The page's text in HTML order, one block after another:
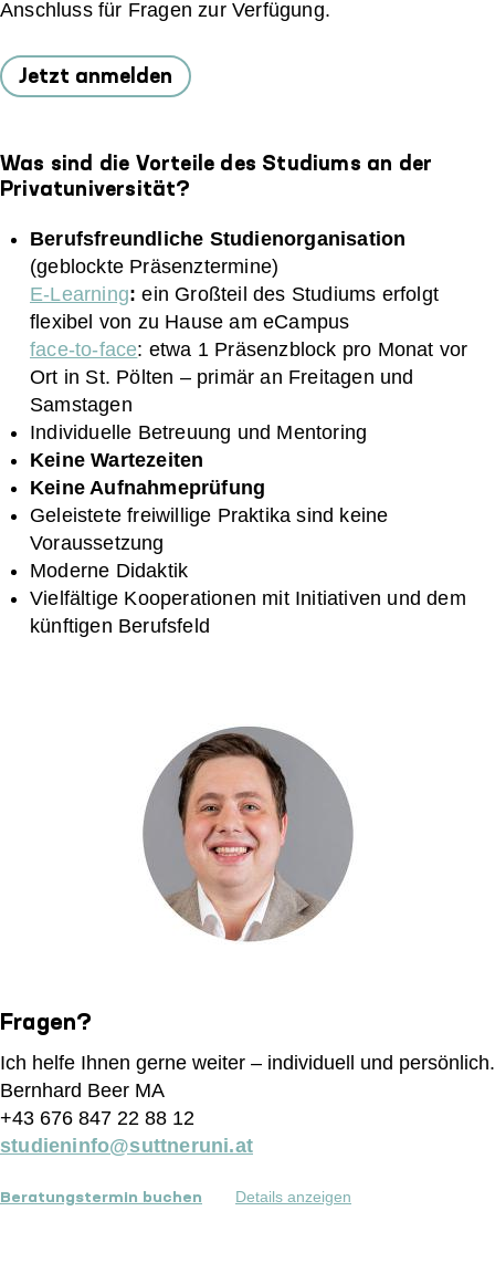
Anschluss für Fragen zur Verfügung.
Jetzt anmelden
Was sind die Vorteile des Studiums an der
Privatuniversität?
Berufsfreundliche Studienorganisation
(geblockte Präsenztermine)
E-Learning:ein Großteil des Studiums erfolgt
flexibel von zu Hause am eCampus
face-to-face: etwa 1 Präsenzblock pro Monat vor
Ort in St. Pölten – primär an Freitagen und
Samstagen
Individuelle Betreuung und Mentoring
Keine Wartezeiten
Keine Aufnahmeprüfung
Geleistete freiwillige Praktika sind keine
Voraussetzung
Moderne Didaktik
Vielfältige Kooperationen mit Initiativen und dem
künftigen Berufsfeld
Fragen?
Ich helfe Ihnen gerne weiter – individuell und persönlich.
Bernhard Beer MA
+43 676 847 22 88 12
studieninfo@suttneruni.at
Beratungstermin buchen Details anzeigen